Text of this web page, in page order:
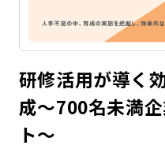
研修活用が導く
成～700名未満
ト～